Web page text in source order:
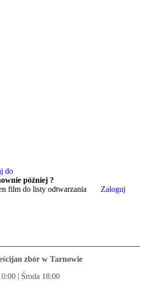
do
później ?
film do listy odtwarzania
Zaloguj
zbór w Tarnowie
| Środa 18:00